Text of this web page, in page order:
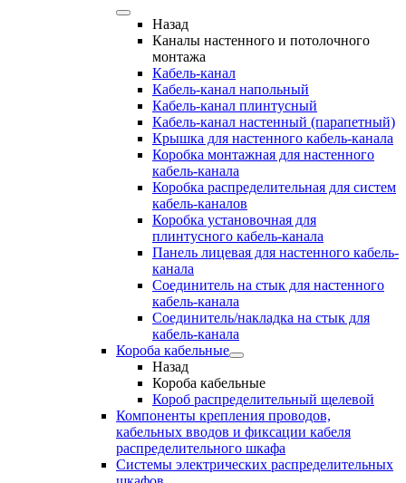
Назад
Каналы настенного и потолочного
монтажа
Кабель-канал
Кабель-канал напольный
Кабель-канал плинтусный
Кабель-канал настенный (парапетный)
Крышка для настенного кабель-канала
Коробка монтажная для настенного
кабель-канала
Коробка распределительная для систем
кабель-каналов
Коробка установочная для
плинтусного кабель-канала
Панель лицевая для настенного кабель-
канала
Соединитель на стык для настенного
кабель-канала
Соединитель/накладка на стык для
кабель-канала
Короба кабельные
Назад
Короба кабельные
Короб распределительный щелевой
Компоненты крепления проводов,
кабельных вводов и фиксации кабеля
распределительного шкафа
Системы электрических распределительных